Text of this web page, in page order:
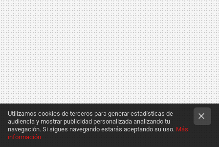
Utilizamos cookies de terceros para generar estadísticas de
audiencia y mostrar publicidad personalizada analizando tu
navegación. Si sigues navegando estarás aceptando su uso. Más
información